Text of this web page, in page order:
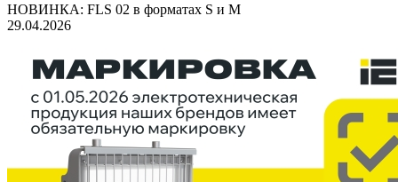
НОВИНКА: FLS 02 в форматах S и M
29.04.2026